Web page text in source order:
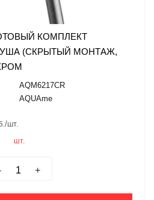
КОМПЛЕКТ
(СКРЫТЫЙ МОНТАЖ,
AQM6217CR
AQUAme
шт.
шт.
+